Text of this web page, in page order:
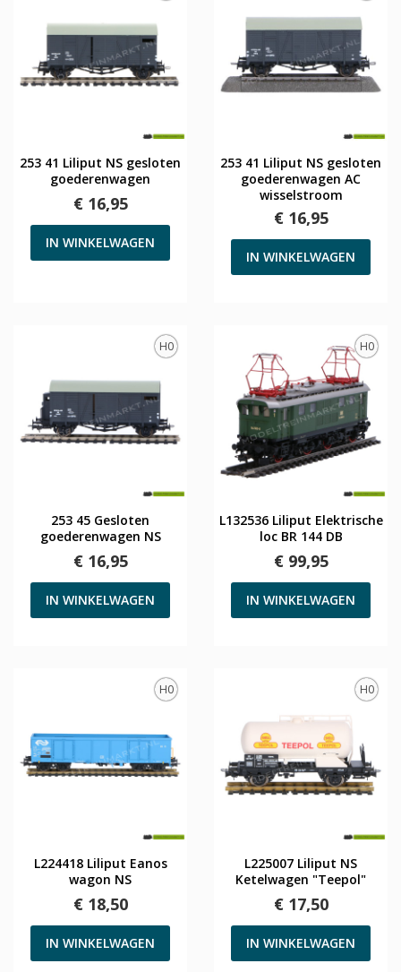
253 41 Liliput NS gesloten
goederenwagen
€ 16,95
IN WINKELWAGEN
253 41 Liliput NS gesloten
goederenwagen AC
wisselstroom
€ 16,95
IN WINKELWAGEN
H0
253 45 Gesloten
goederenwagen NS
€ 16,95
IN WINKELWAGEN
H0
L132536 Liliput Elektrische
loc BR 144 DB
€ 99,95
IN WINKELWAGEN
H0
L224418 Liliput Eanos
wagon NS
€ 18,50
IN WINKELWAGEN
H0
L225007 Liliput NS
Ketelwagen "Teepol"
€ 17,50
IN WINKELWAGEN